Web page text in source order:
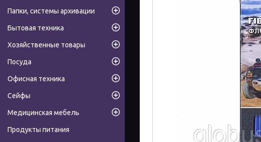
Папки, системы архивации
Бытовая техника
Хозяйственные товары
Посуда
Офисная техника
Сейфы
Медицинская мебель
Продукты питания